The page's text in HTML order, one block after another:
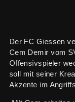
Der FC Giessen
Cem Demir vom
Offensivspieler
soll mit seiner
Akzente im